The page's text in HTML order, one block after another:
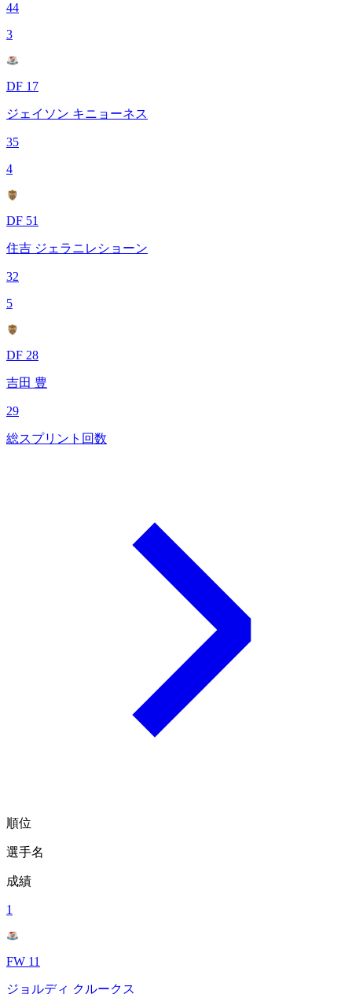
44
3
DF 17
ジェイソン キニョーネス
35
4
DF 51
住吉 ジェラニレショーン
32
5
DF 28
吉田 豊
29
総スプリント回数
順位
選手名
成績
1
FW 11
ジョルディ クルークス